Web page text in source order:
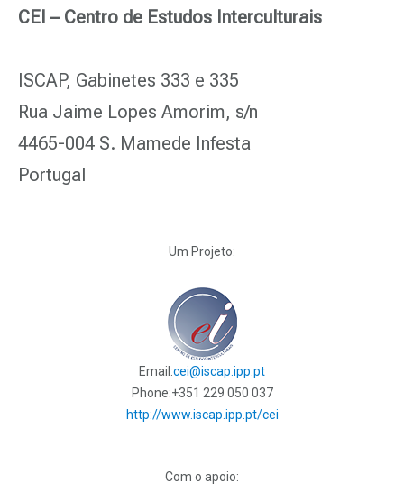
CEI – Centro de Estudos Interculturais
ISCAP, Gabinetes 333 e 335
Rua Jaime Lopes Amorim, s/n
4465-004 S. Mamede Infesta
Portugal
Um Projeto:
Email:cei@iscap.ipp.pt
Phone:+351 229 050 037
http://www.iscap.ipp.pt/cei
Com o apoio: